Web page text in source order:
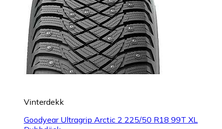
Vinterdekk
Goodyear Ultragrip Arctic 2 225/50 R18 99T XL